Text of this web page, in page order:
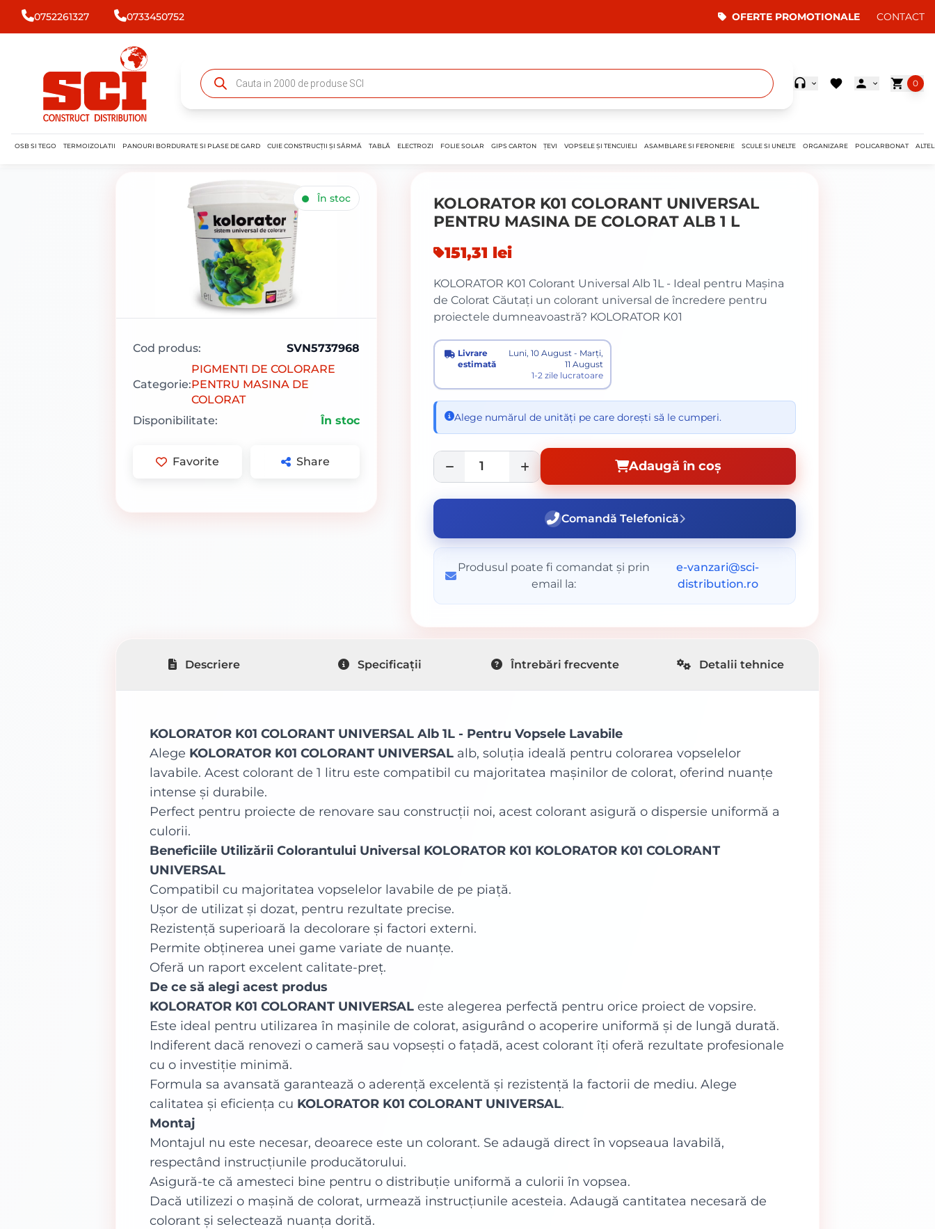
0752261327 0733450752 OFERTE PROMOTIONALE CONTACT
0
OSB SI TEGO TERMOIZOLATII PANOURI BORDURATE SI PLASE DE GARD CUIE CONSTRUCȚII ȘI SÂRMĂ TABLĂ ELECTROZI FOLIE SOLAR GIPS CARTON ȚEVI VOPSELE ȘI TENCUIELI ASAMBLARE SI FERONERIE SCULE SI UNELTE ORGANIZARE POLICARBONAT
În stoc
Cod produs: SVN5737968
Categorie:
PIGMENTI DE COLORARE
PENTRU MASINA DE
COLORAT
Disponibilitate:
În stoc
Favorite Share
KOLORATOR K01 COLORANT UNIVERSAL
PENTRU MASINA DE COLORAT ALB 1 L
151,31 lei
KOLORATOR K01 Colorant Universal Alb 1L - Ideal pentru Mașina
de Colorat Căutați un colorant universal de încredere pentru
proiectele dumneavoastră? KOLORATOR K01
Livrare
estimată
Luni, 10 August - Marți,
11 August
1-2 zile lucratoare
Alege numărul de unități pe care dorești să le cumperi.
Adaugă în coș
Comandă Telefonică
Produsul poate fi comandat și prin
email la:
e-vanzari@sci-
distribution.ro
Descriere Specificații Întrebări frecvente Detalii tehnice
KOLORATOR K01 COLORANT UNIVERSAL Alb 1L - Pentru Vopsele Lavabile
Alege KOLORATOR K01 COLORANT UNIVERSAL alb, soluția ideală pentru colorarea vopselelor
lavabile. Acest colorant de 1 litru este compatibil cu majoritatea mașinilor de colorat, oferind nuanțe
intense și durabile.
Perfect pentru proiecte de renovare sau construcții noi, acest colorant asigură o dispersie uniformă a
culorii.
Beneficiile Utilizării Colorantului Universal KOLORATOR K01 KOLORATOR K01 COLORANT
UNIVERSAL
Compatibil cu majoritatea vopselelor lavabile de pe piață.
Ușor de utilizat și dozat, pentru rezultate precise.
Rezistență superioară la decolorare și factori externi.
Permite obținerea unei game variate de nuanțe.
Oferă un raport excelent calitate-preț.
De ce să alegi acest produs
KOLORATOR K01 COLORANT UNIVERSAL este alegerea perfectă pentru orice proiect de vopsire.
Este ideal pentru utilizarea în mașinile de colorat, asigurând o acoperire uniformă și de lungă durată.
Indiferent dacă renovezi o cameră sau vopsești o fațadă, acest colorant îți oferă rezultate profesionale
cu o investiție minimă.
Formula sa avansată garantează o aderență excelentă și rezistență la factorii de mediu. Alege
calitatea și eficiența cu KOLORATOR K01 COLORANT UNIVERSAL.
Montaj
Montajul nu este necesar, deoarece este un colorant. Se adaugă direct în vopseaua lavabilă,
respectând instrucțiunile producătorului.
Asigură-te că amesteci bine pentru o distribuție uniformă a culorii în vopsea.
Dacă utilizezi o mașină de colorat, urmează instrucțiunile acesteia. Adaugă cantitatea necesară de
colorant și selectează nuanța dorită.